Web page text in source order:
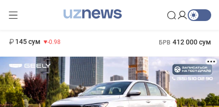
145 сум -0.98 БРВ 412 000 сум